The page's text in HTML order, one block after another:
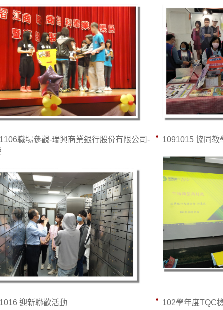
職場參觀-瑞興商業銀行股份有限公司-
1091015 協同教
迎新聯歡活動 102學年度TQC